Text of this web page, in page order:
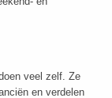
veel zelf. Ze
en verdelen